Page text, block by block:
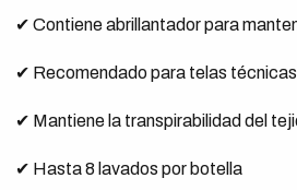
✔ Contiene abrillantador para
✔ Recomendado para telas
✔ Mantiene la transpirabilidad del
✔ Hasta 8 lavados por botella